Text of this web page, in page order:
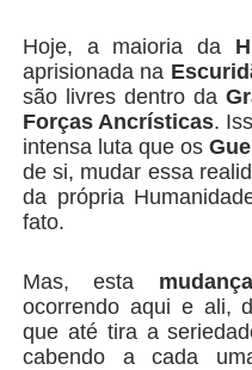
Hoje, a maioria da
aprisionada na
são livres dentro da
Forças Ancrísticas.
intensa luta que os
de si, mudar essa
da própria
fato.
Mas, esta
ocorrendo aqui e ali,
que até tira a
cabendo a cada